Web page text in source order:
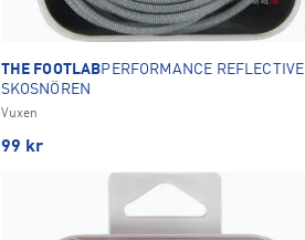
THE FOOTLABPERFORMANCE REFLECTIVE
SKOSNÖREN
Vuxen
99 kr